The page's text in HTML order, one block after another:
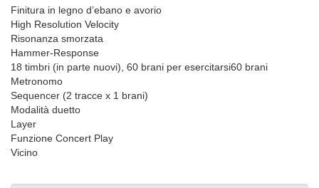
Finitura in legno d’ebano e avorio
High Resolution Velocity
Risonanza smorzata
Hammer-Response
18 timbri (in parte nuovi), 60 brani per esercitarsi60 brani
Metronomo
Sequencer (2 tracce x 1 brani)
Modalità duetto
Layer
Funzione Concert Play
Vicino